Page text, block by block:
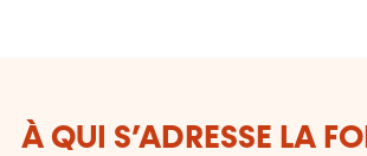
À QUI S’ADRESSE LA